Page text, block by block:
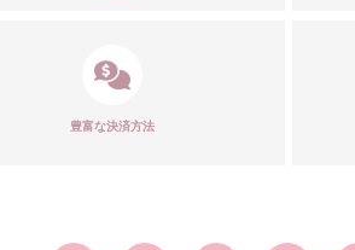
豊富な決済方法